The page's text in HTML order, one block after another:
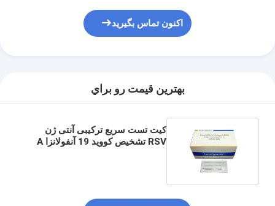
اکنون تماس بگیرید
بهترين قيمت رو براي
کیت تست سریع ترکیبی آنتی ژن
RSV تشخیص کووید 19 آنفولانزا A